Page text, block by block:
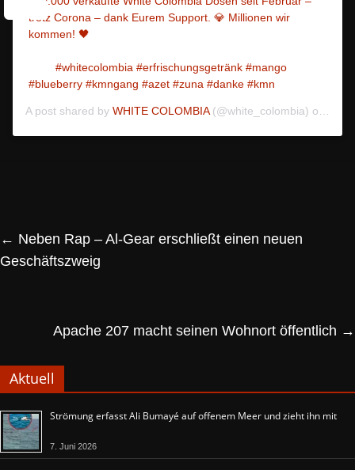
trotz Corona – dank Eurem Support. 💎 Millionen wir
kommen! 🖤
⠀⠀⠀ #whitecolombia #erfrischungsgetränk #mango
#blueberry #kmngang #azet #zuna #danke #kmn
A post shared by WHITE COLOMBIA(@white_colombia) on
← Neben Rap – Al-Gear erschließt einen neuen
Geschäftszweig
Apache 207 macht seinen Wohnort öffentlich →
Aktuell
Strömung erfasst Ali Bumayé auf offenem Meer und zieht ihn mit
7. Juni 2026